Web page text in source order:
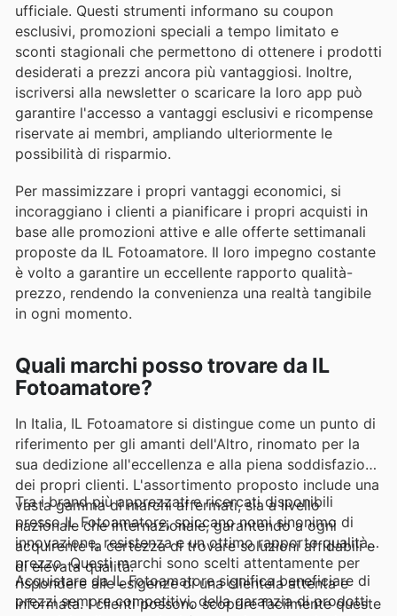
ufficiale. Questi strumenti informano su coupon
esclusivi, promozioni speciali a tempo limitato e
sconti stagionali che permettono di ottenere i prodotti
desiderati a prezzi ancora più vantaggiosi. Inoltre,
iscriversi alla newsletter o scaricare la loro app può
garantire l'accesso a vantaggi esclusivi e ricompense
riservate ai membri, ampliando ulteriormente le
possibilità di risparmio.
Per massimizzare i propri vantaggi economici, si
incoraggiano i clienti a pianificare i propri acquisti in
base alle promozioni attive e alle offerte settimanali
proposte da IL Fotoamatore. Il loro impegno costante
è volto a garantire un eccellente rapporto qualità-
prezzo, rendendo la convenienza una realtà tangibile
in ogni momento.
Quali marchi posso trovare da IL
Fotoamatore?
In Italia, IL Fotoamatore si distingue come un punto di
riferimento per gli amanti dell'Altro, rinomato per la
sua dedizione all'eccellenza e alla piena soddisfazione
dei propri clienti. L'assortimento proposto include una
vasta gamma di marchi affermati, sia a livello
nazionale che internazionale, garantendo a ogni
acquirente la certezza di trovare soluzioni affidabili e
di elevata qualità.
Tra i brand più apprezzati e ricercati disponibili
presso IL Fotoamatore, spiccano nomi sinonimo di
innovazione, resistenza e un ottimo rapporto qualità-
prezzo. Questi marchi sono scelti attentamente per
rispondere alle esigenze di una clientela attenta e
informata. I clienti possono scoprire facilmente queste
Acquistare da IL Fotoamatore significa beneficiare di
prezzi sempre competitivi, della garanzia di prodotti